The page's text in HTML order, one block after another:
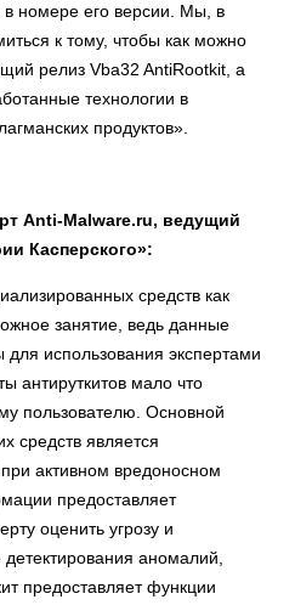
номере его версии. Мы, в
к тому, чтобы как можно
релиз Vba32 AntiRootkit, а
технологии в
продуктов».
Anti-Malware.ru, ведущий
Касперского»:
средств как
занятие, ведь данные
использования экспертами
антируткитов мало что
пользователю. Основной
средств является
активном вредоносном
предоставляет
оценить угрозу и
аномалий,
предоставляет функции